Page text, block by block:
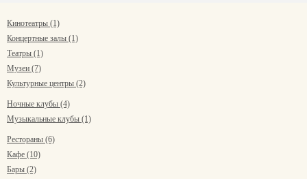
Кинотеатры (1)
Концертные залы (1)
Театры (1)
Музеи (7)
Культурные центры (2)
Ночные клубы (4)
Музыкальные клубы (1)
Рестораны (6)
Кафе (10)
Бары (2)